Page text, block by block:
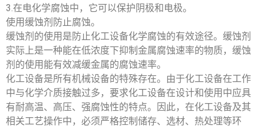
3.在电化学腐蚀中，它可以保护阴极和电极。
使用缓蚀剂防止腐蚀。
缓蚀剂的使用是防止化工设备化学腐蚀的有效途径。缓蚀剂
实际上是一种能在低浓度下抑制金属腐蚀速率的物质，缓蚀
剂的使用能有效减缓金属的腐蚀速率。
化工设备是所有机械设备的特殊存在。由于化工设备在工作
中与化学介质接触过多，要求化工设备在设计和使用中应具
有耐高温、高压、强腐蚀性的特点。因此，在化工设备及其
相关工艺操作中，必须严格控制储存、选材、热处理等环